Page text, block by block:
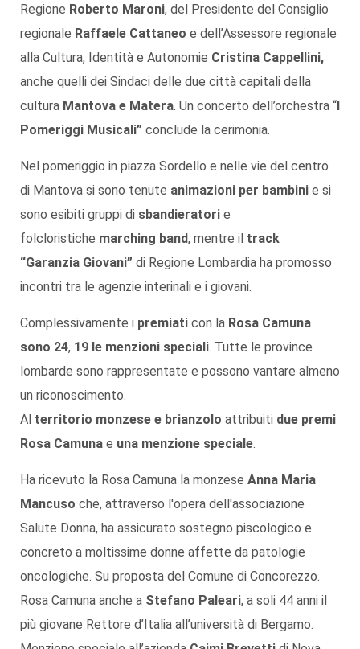
Regione Roberto Maroni, del Presidente del Consiglio
regionale Raffaele Cattaneo e dell’Assessore regionale
alla Cultura, Identità e Autonomie Cristina Cappellini,
anche quelli dei Sindaci delle due città capitali della
cultura Mantova e Matera. Un concerto dell’orchestra “I
Pomeriggi Musicali” conclude la cerimonia.
Nel pomeriggio in piazza Sordello e nelle vie del centro
di Mantova si sono tenute animazioni per bambini e si
sono esibiti gruppi di sbandieratori e
folcloristiche marching band, mentre il track
“Garanzia Giovani” di Regione Lombardia ha promosso
incontri tra le agenzie interinali e i giovani.
Complessivamente i premiati con la Rosa Camuna
sono 24, 19 le menzioni speciali. Tutte le province
lombarde sono rappresentate e possono vantare almeno
un riconoscimento.
Al territorio monzese e brianzolo attribuiti due premi
Rosa Camuna e una menzione speciale.
Ha ricevuto la Rosa Camuna la monzese Anna Maria
Mancuso che, attraverso l'opera dell'associazione
Salute Donna, ha assicurato sostegno piscologico e
concreto a moltissime donne affette da patologie
oncologiche. Su proposta del Comune di Concorezzo.
Rosa Camuna anche a Stefano Paleari, a soli 44 anni il
più giovane Rettore d’Italia all’università di Bergamo.